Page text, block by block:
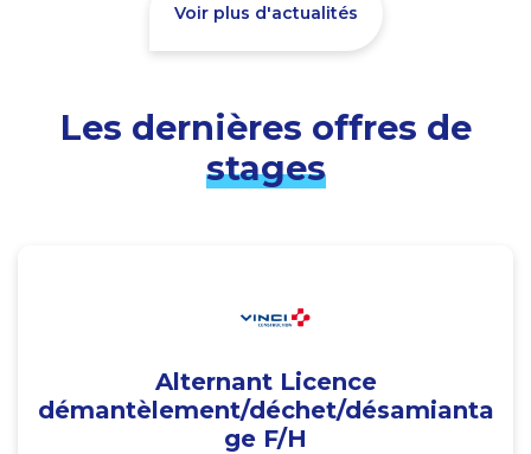
Voir plus d'actualités
Les dernières offres de
stages
Alternant Licence
démantèlement/déchet/désamianta
ge F/H